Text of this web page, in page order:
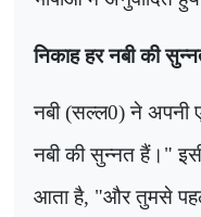
निकाह हर नबी की
नबी (सल्ल0)ने अपनी
नबी की सुन्नत हैं।"
आता है, "और तुमसे